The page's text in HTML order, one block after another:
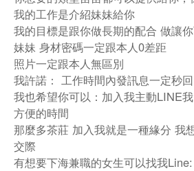
我的工作是介紹妹妹給你
我的目標是跟你做長期的配合 做讓
妹妹 身材密碼一定跟本人0差距
照片一定跟本人無區別
我許諾： 工作時間內發訊息一定秒
我也希望你可以：加入我主動LINE
方便的時間
那麼多茶莊 加入我就是一種緣分 我
交際
有想要下海兼職的女生可以找我